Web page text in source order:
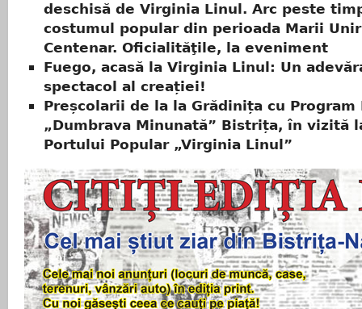
deschisă de Virginia Linul. Arc peste
costumul popular din perioada Marii
Centenar. Oficialităţile, la eveniment
Fuego, acasă la Virginia Linul: Un
spectacol al creației!
Preșcolarii de la la Grădinița cu
„Dumbrava Minunată” Bistrița, în vizită
Portului Popular „Virginia Linul”